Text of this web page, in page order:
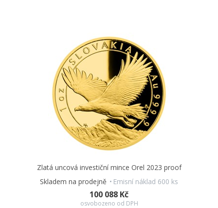
Zlatá uncová investiční mince Orel 2023 proof
Skladem na prodejně
Emisní náklad 600 ks
100 088 Kč
osvobozeno od DPH